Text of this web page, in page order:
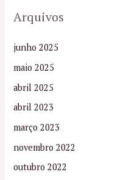
Arquivos
junho 2025
maio 2025
abril 2025
abril 2023
março 2023
novembro 2022
outubro 2022